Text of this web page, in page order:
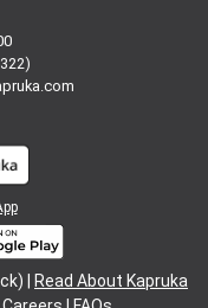
|
Read About Kapruka